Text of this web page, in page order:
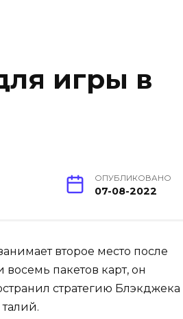
игры в
ОПУБЛИКОВАНО
07-08-2022
второе место после
пакетов карт, он
стратегию Блэкджека